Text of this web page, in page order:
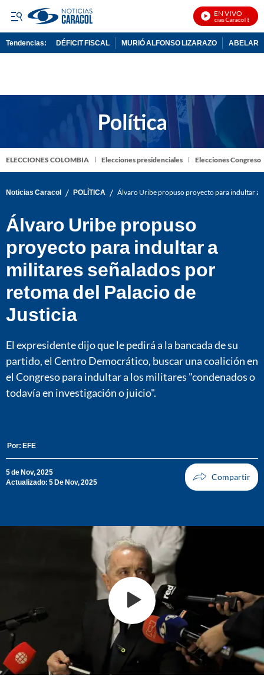
EN VIVO
Noticias Caracol En Vivo
Tendencias: DÉFICIT FISCAL MURIÓ ALFONSO LIZARAZO
ELECCIONES COLOMBIA Elecciones presidenciales Elecciones Congreso
Noticias Caracol / POLÍTICA / Álvaro Uribe propuso proyecto para indultar a
Álvaro Uribe propuso
proyecto para indultar a
militares señalados por
retoma del Palacio de
Justicia
El expresidente dijo que le pedirá a la bancada de su
partido, el Centro Democrático, buscar una coalición en
el Congreso para indultar a los militares "condenados o
todavía en investigación o juicio".
Por: EFE
5 de Nov, 2025
Actualizado: 5 De Nov, 2025